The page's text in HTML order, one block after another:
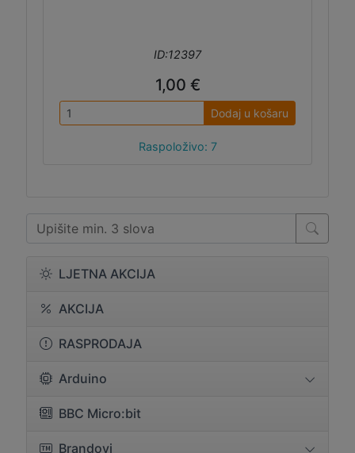
LJETNA AKCIJA
AKCIJA
RASPRODAJA
Arduino
BBC Micro:bit
Brandovi
ID:12397
1,00 €
Dodaj u košaru
Raspoloživo: 7